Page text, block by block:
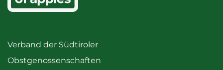
Verband der Südtiroler
Obstgenossenschaften